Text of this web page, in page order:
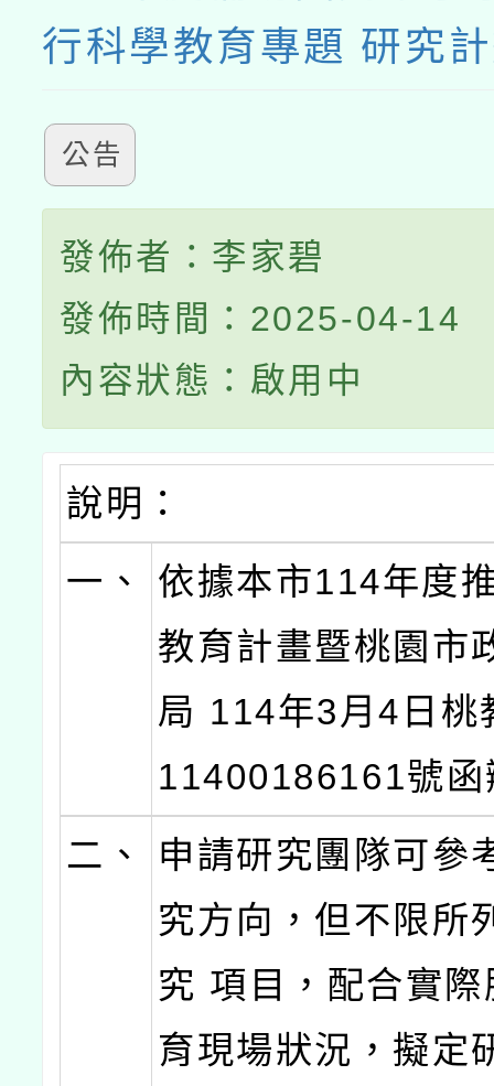
行科學教育專題 研究
公告
發佈者：李家碧
發佈時間：2025-04-14
內容狀態：啟用中
說明：
一、
依據本市114年度
教育計畫暨桃園市
局 114年3月4日桃
11400186161號函
二、
申請研究團隊可參
究方向，但不限所
究 項目，配合實
育現場狀況，擬定